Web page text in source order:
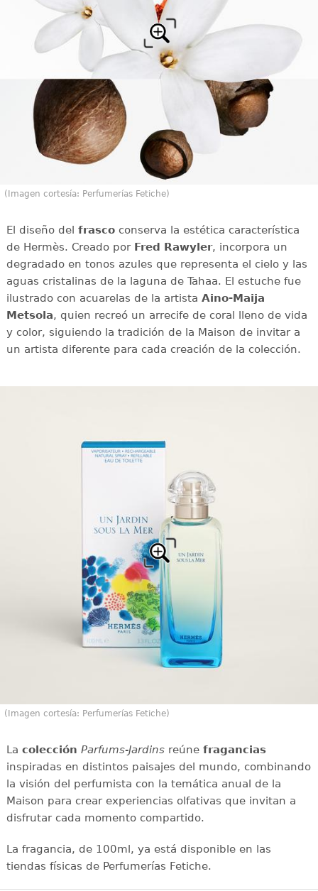
(Imagen cortesía: Perfumerías Fetiche)
El diseño del frascoconserva la estética característica
de Hermès. Creado por Fred Rawyler, incorpora un
degradado en tonos azules que representa el cielo y las
aguas cristalinas de la laguna de Tahaa. El estuche fue
ilustrado con acuarelas de la artista Aino-Maija
Metsola, quien recreó un arrecife de coral lleno de vida
y color, siguiendo la tradición de la Maison de invitar a
un artista diferente para cada creación de la colección.
(Imagen cortesía: Perfumerías Fetiche)
La colección Parfums-Jardinsreúne fragancias
inspiradas en distintos paisajes del mundo, combinando
la visión del perfumista con la temática anual de la
Maison para crear experiencias olfativas que invitan a
disfrutar cada momento compartido.
La fragancia, de 100ml, ya está disponible en las
tiendas físicas de Perfumerías Fetiche.